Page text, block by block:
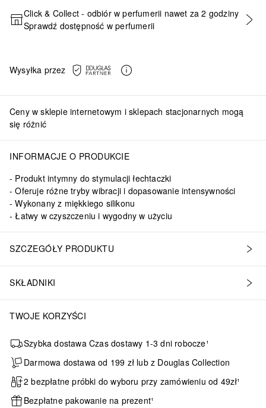
DODAJ DO KOSZYKA
Click & Collect - odbiór w perfumerii nawet za 2 godziny
Sprawdź dostępność w perfumerii
Wysyłka przez
Ceny w sklepie internetowym i sklepach stacjonarnych mogą
się różnić
INFORMACJE O PRODUKCIE
Produkt intymny do stymulacji łechtaczki
Oferuje różne tryby wibracji i dopasowanie intensywności
Wykonany z miękkiego silikonu
Łatwy w czyszczeniu i wygodny w użyciu
SZCZEGÓŁY PRODUKTU
SKŁADNIKI
podwójny silikonWymiary:Wysokość: 47 mm Szerokość: 49
TWOJE KORZYŚCI
Szybka dostawa Czas dostawy 1-3 dni robocze¹
Darmowa dostawa od 199 zł lub z Douglas Collection
2 bezpłatne próbki do wyboru przy zamówieniu od 49zł¹
Bezpłatne pakowanie na prezent¹